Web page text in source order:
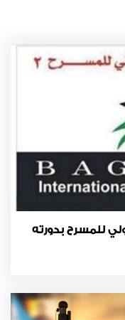
للمسرح بدورته